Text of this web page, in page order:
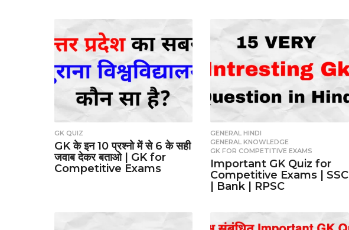
GK QUIZ
GK के इन 10 प्रश्नो में से 6 के सही
जवाब देकर बताओ | GK for
Competitive Exams
GENERAL HINDI
GENERAL KNOWLEDGE
GK FOR COMPETITIVE EXAMS
Important GK Quiz for
Competitive Exams | SSC
| Bank | RPSC